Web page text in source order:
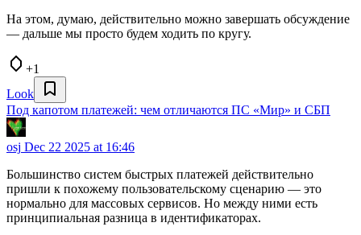
На этом, думаю, действительно можно завершать обсуждение
— дальше мы просто будем ходить по кругу.
+1
Look
Под капотом платежей: чем отличаются ПС «Мир» и СБП
osj Dec 22 2025 at 16:46
Большинство систем быстрых платежей действительно
пришли к похожему пользовательскому сценарию — это
нормально для массовых сервисов. Но между ними есть
принципиальная разница в идентификаторах.